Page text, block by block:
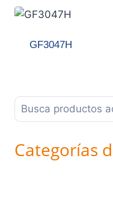
GF3047H
Categorías